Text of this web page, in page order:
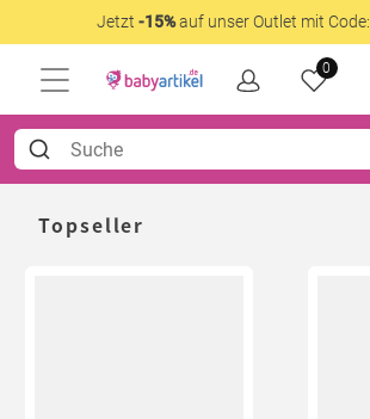
Jetzt -15%auf unser Outlet mit Code:
0
Topseller